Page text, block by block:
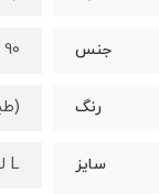
جنس 90 درصد نخ - 10 درصد لاکرا
رنگ
سایز L لارج :